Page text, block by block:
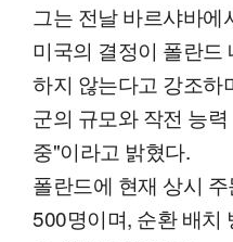
그는 전날 바르샤바
미국의 결정이 폴란드
하지 않는다고 강조하
군의 규모와 작전 능
중"이라고 밝혔다.
폴란드에 현재 상시
500명이며, 순환 배치